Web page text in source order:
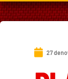
27 de